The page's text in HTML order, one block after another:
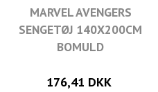
MARVEL AVENGERS
SENGETØJ 140X200CM
BOMULD
176,41 DKK